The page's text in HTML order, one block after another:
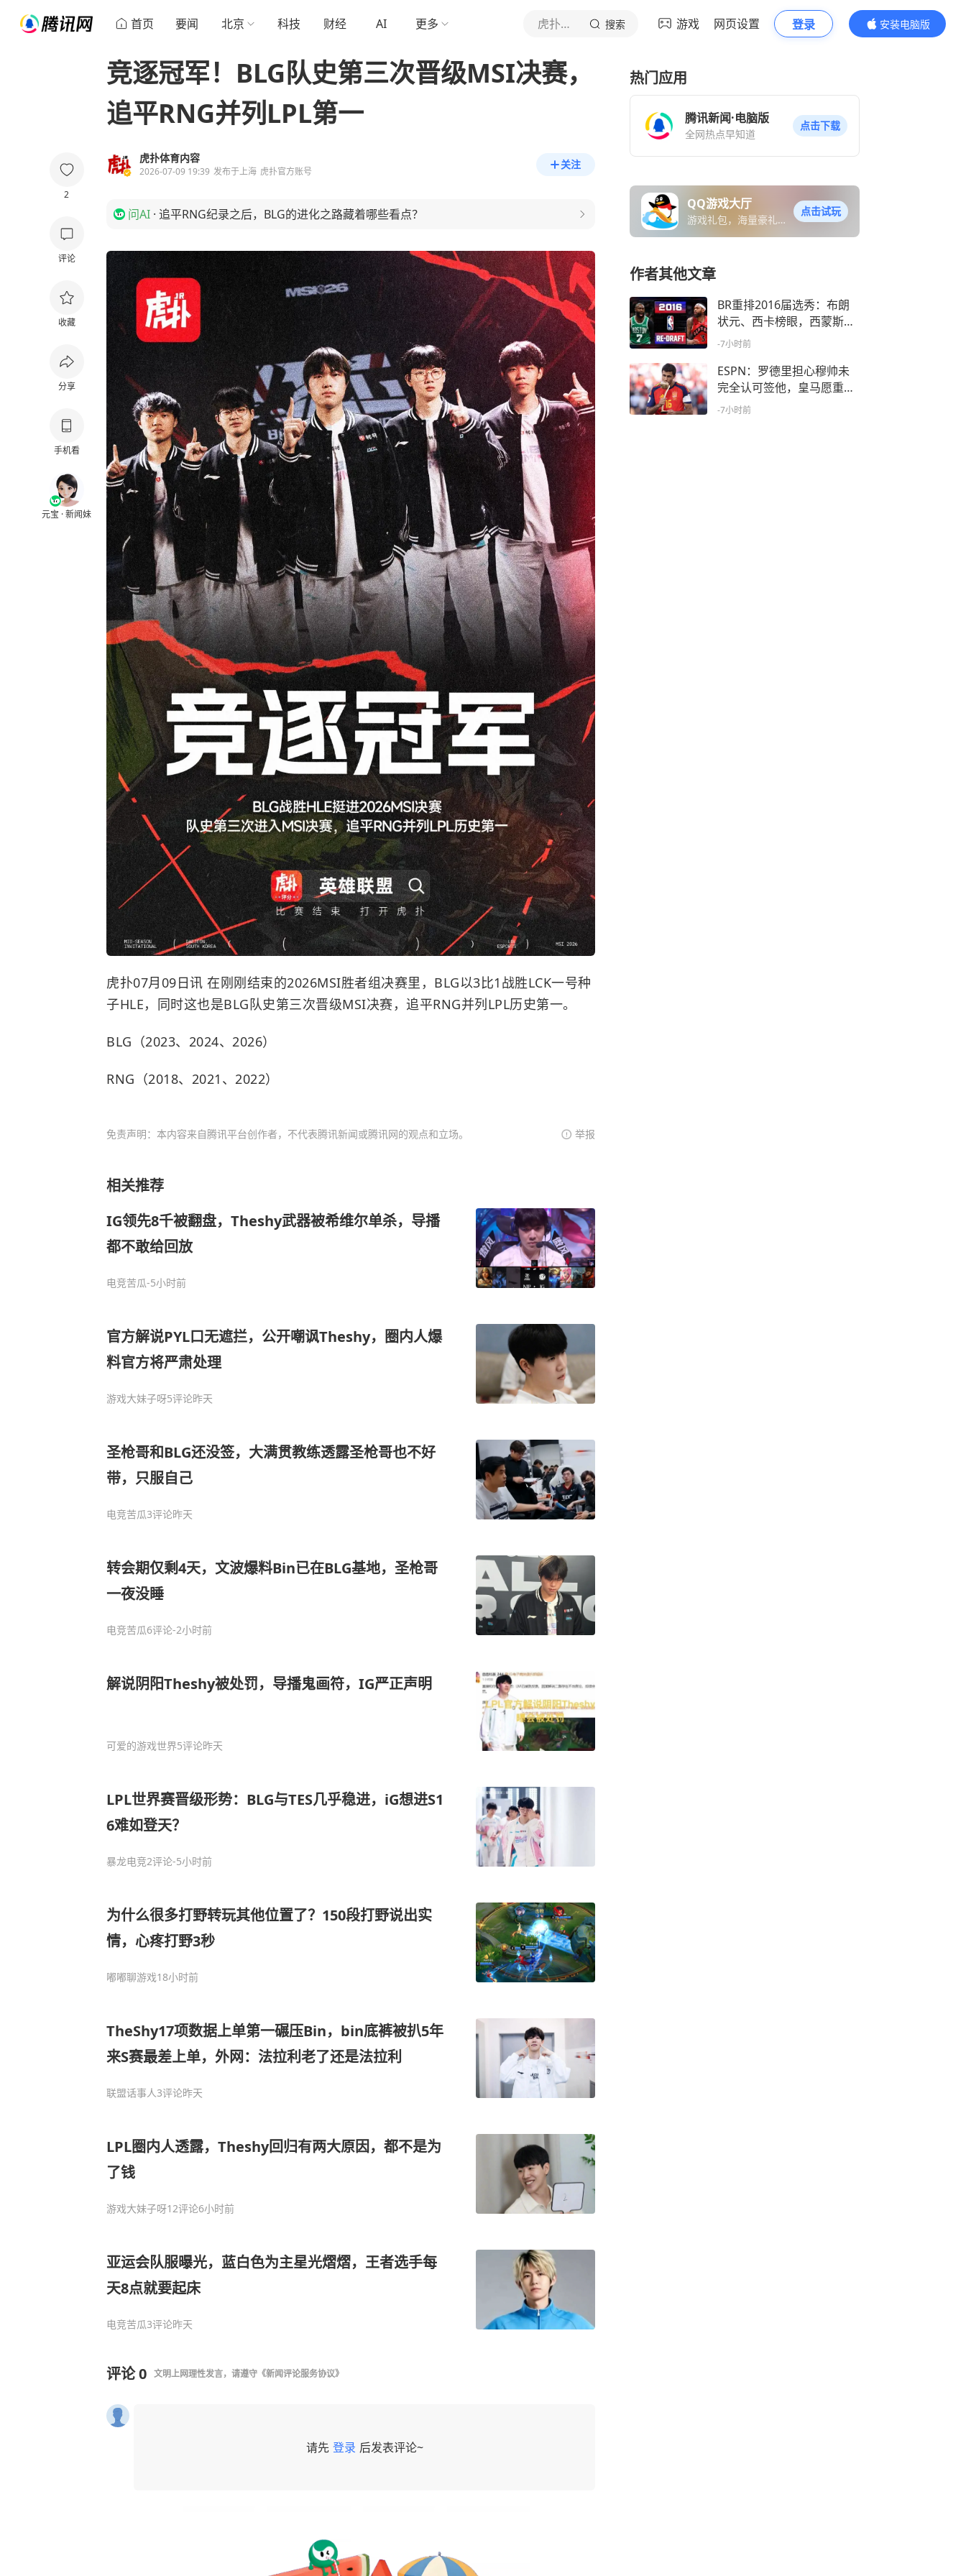
首页 要闻 北京 科技 财经 AI 更多 虎扑体育内容 搜索 游戏 网页设置 登录
安装电脑版
内容更精彩
2
评论
收藏
分享
手机看
元宝 · 新闻妹
竞逐冠军！BLG队史第三次晋级MSI决赛，
追平RNG并列LPL第一
虎扑体育内容
2026-07-09 19:39 发布于上海 虎扑官方账号
关注
问AI · 追平RNG纪录之后，BLG的进化之路藏着哪些看点？
虎扑07月09日讯 在刚刚结束的2026MSI胜者组决赛里，BLG以3比1战胜LCK一号种
子HLE，同时这也是BLG队史第三次晋级MSI决赛，追平RNG并列LPL历史第一。
BLG（2023、2024、2026）
RNG（2018、2021、2022）
免责声明：本内容来自腾讯平台创作者，不代表腾讯新闻或腾讯网的观点和立场。 举报
相关推荐
IG领先8千被翻盘，Theshy武器被希维尔单杀，导播
都不敢给回放
电竞苦瓜-5小时前
官方解说PYL口无遮拦，公开嘲讽Theshy，圈内人爆
料官方将严肃处理
游戏大妹子呀5评论昨天
圣枪哥和BLG还没签，大满贯教练透露圣枪哥也不好
带，只服自己
电竞苦瓜3评论昨天
转会期仅剩4天，文波爆料Bin已在BLG基地，圣枪哥
一夜没睡
电竞苦瓜6评论-2小时前
解说阴阳Theshy被处罚，导播鬼画符，IG严正声明
可爱的游戏世界5评论昨天
LPL世界赛晋级形势：BLG与TES几乎稳进，iG想进S1
6难如登天？
暴龙电竞2评论-5小时前
为什么很多打野转玩其他位置了？150段打野说出实
情，心疼打野3秒
嘟嘟聊游戏18小时前
TheShy17项数据上单第一碾压Bin，bin底裤被扒5年
来S赛最差上单，外网：法拉利老了还是法拉利
联盟话事人3评论昨天
LPL圈内人透露，Theshy回归有两大原因，都不是为
了钱
游戏大妹子呀12评论6小时前
亚运会队服曝光，蓝白色为主星光熠熠，王者选手每
天8点就要起床
电竞苦瓜3评论昨天
评论0 文明上网理性发言，请遵守 《新闻评论服务协议》
请先 登录 后发表评论~
热门应用
腾讯新闻·电脑版
全网热点早知道
点击下载
QQ游戏大厅
游戏礼包，海量豪礼免
点击试玩
作者其他文章
BR重排2016届选秀：布朗
状元、西卡榜眼，西蒙斯跌
至第七
-7小时前
ESPN：罗德里担心穆帅未
完全认可签他，皇马愿重新
推动交易
-7小时前